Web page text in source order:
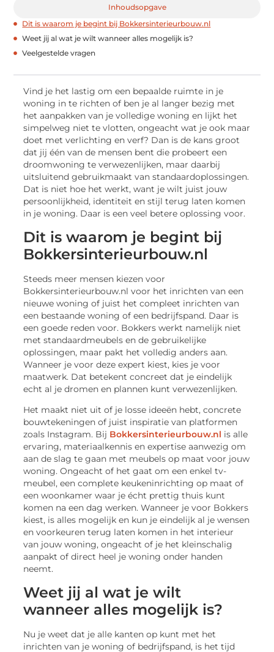
Inhoudsopgave
Dit is waarom je begint bij Bokkersinterieurbouw.nl
Weet jij al wat je wilt wanneer alles mogelijk is?
Veelgestelde vragen
Vind je het lastig om een bepaalde ruimte in je
woning in te richten of ben je al langer bezig met
het aanpakken van je volledige woning en lijkt het
simpelweg niet te vlotten, ongeacht wat je ook maar
doet met verlichting en verf? Dan is de kans groot
dat jij één van de mensen bent die probeert een
droomwoning te verwezenlijken, maar daarbij
uitsluitend gebruikmaakt van standaardoplossingen.
Dat is niet hoe het werkt, want je wilt juist jouw
persoonlijkheid, identiteit en stijl terug laten komen
in je woning. Daar is een veel betere oplossing voor.
Dit is waarom je begint bij
Bokkersinterieurbouw.nl
Steeds meer mensen kiezen voor
Bokkersinterieurbouw.nl voor het inrichten van een
nieuwe woning of juist het compleet inrichten van
een bestaande woning of een bedrijfspand. Daar is
een goede reden voor. Bokkers werkt namelijk niet
met standaardmeubels en de gebruikelijke
oplossingen, maar pakt het volledig anders aan.
Wanneer je voor deze expert kiest, kies je voor
maatwerk. Dat betekent concreet dat je eindelijk
echt al je dromen en plannen kunt verwezenlijken.
Het maakt niet uit of je losse ideeën hebt, concrete
bouwtekeningen of juist inspiratie van platformen
zoals Instagram. Bij Bokkersinterieurbouw.nl is alle
ervaring, materiaalkennis en expertise aanwezig om
aan de slag te gaan met meubels op maat voor jouw
woning. Ongeacht of het gaat om een enkel tv-
meubel, een complete keukeninrichting op maat of
een woonkamer waar je écht prettig thuis kunt
komen na een dag werken. Wanneer je voor Bokkers
kiest, is alles mogelijk en kun je eindelijk al je wensen
en voorkeuren terug laten komen in het interieur
van jouw woning, ongeacht of je het kleinschalig
aanpakt of direct heel je woning onder handen
neemt.
Weet jij al wat je wilt
wanneer alles mogelijk is?
Nu je weet dat je alle kanten op kunt met het
inrichten van je woning of bedrijfspand, is het tijd